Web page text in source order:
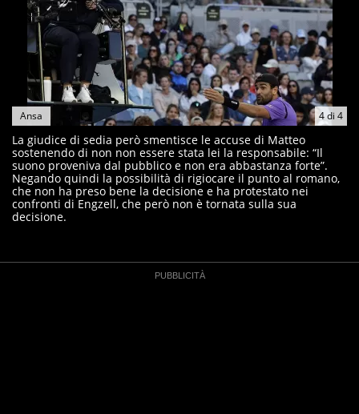
4di 4
Ansa
La giudice di sedia però smentisce le accuse di Matteo
sostenendo di non non essere stata lei la responsabile: “Il
suono proveniva dal pubblico e non era abbastanza forte”.
Negando quindi la possibilità di rigiocare il punto al romano,
che non ha preso bene la decisione e ha protestato nei
confronti di Engzell, che però non è tornata sulla sua
decisione.